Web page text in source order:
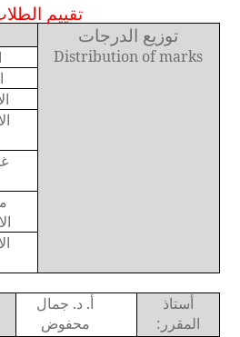
تقييم
توزيع الدرجات
Distribution of marks
أستاذ
المقرر:
أ. د. جمال
محفوض